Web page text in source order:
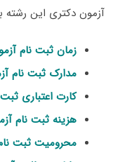
آزمون دکتری این رشته
زمان ثبت نام آزمون
مدارک ثبت نام
کارت اعتباری
هزینه ثبت نام
محرومیت ثبت